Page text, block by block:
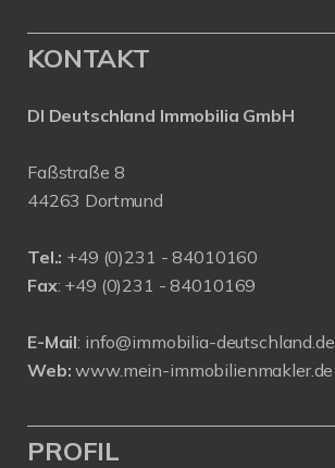
KONTAKT
DI Deutschland Immobilia GmbH
Faßstraße 8
44263 Dortmund
Tel.: +49 (0)231 - 84010160
Fax: +49 (0)231 - 84010169
E-Mail: info@immobilia-deutschland.de
Web: www.mein-immobilienmakler.de
PROFIL